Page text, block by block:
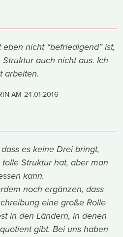
eben nicht “befriedigend” ist,
auch nicht aus. Ich
arbeiten.
AM24.01.2016
es keine Drei bringt,
Struktur hat, aber man
kann.
noch ergänzen, dass
eine große Rolle
in den Ländern, in denen
gibt. Bei uns haben